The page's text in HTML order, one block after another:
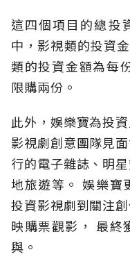
這四個項目的總投
中，影視類的投資
類的投資金額為每
限購兩份。
此外，娛樂寶為投
影視劇創意團隊見
行的電子雜誌、明
地旅遊等。 娛樂寶
投資影視劇到關注
映購票觀影， 最終
與。